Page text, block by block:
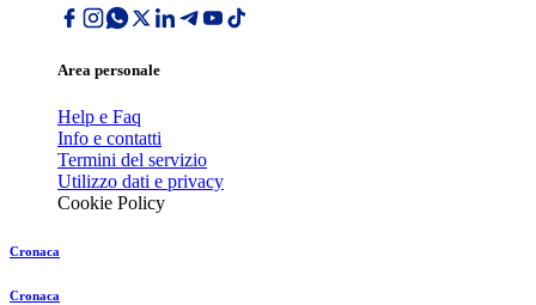
Area personale
Help e Faq
Info e contatti
Termini del servizio
Utilizzo dati e privacy
Cookie Policy
Cronaca
Cronaca